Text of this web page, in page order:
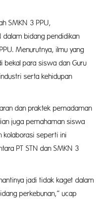
SMKN 3 PPU,
dalam bidang pendidikan
Menurutnya, ilmu yang
bekal para siswa dan Guru
serta kehidupan
dan praktek pemadaman
juga pemahaman siswa
kolaborasi seperti ini
PT STN dan SMKN 3
jadi tidak kaget dalam
perkebunan,” ucap